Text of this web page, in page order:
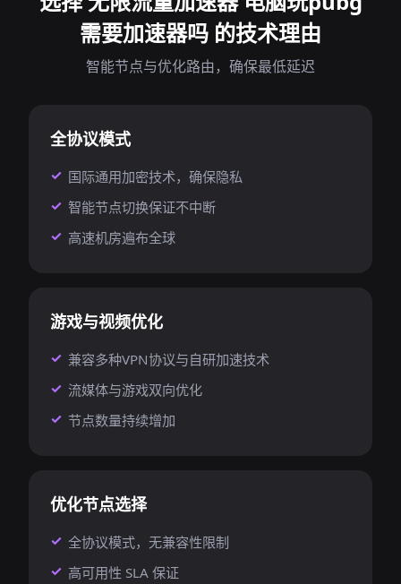
需要加速器吗 的技术理由
智能节点与优化路由，确保最低延迟
全协议模式
国际通用加密技术，确保隐私
智能节点切换保证不中断
高速机房遍布全球
游戏与视频优化
兼容多种VPN协议与自研加速技术
流媒体与游戏双向优化
节点数量持续增加
优化节点选择
全协议模式，无兼容性限制
高可用性 SLA 保证